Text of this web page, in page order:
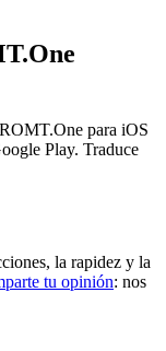
para iOS
Play. Traduce
la rapidez y la
tu opinión: nos